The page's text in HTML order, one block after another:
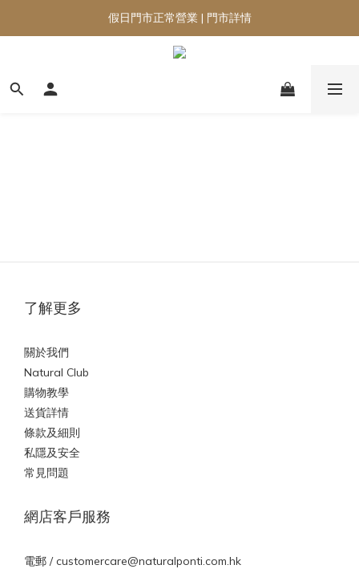
假日門市正常營業 | 門市詳情
了解更多
關於我們
Natural Club
購物教學
送貨詳情
條款及細則
私隱及安全
常見問題
網店客戶服務
電郵 /customercare@naturalponti.com.hk